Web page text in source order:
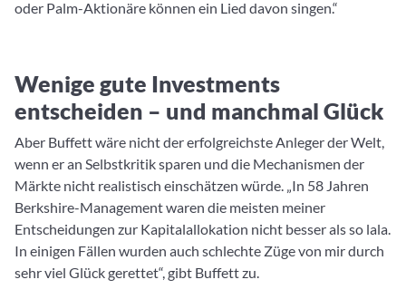
oder Palm-Aktionäre können ein Lied davon singen.“
Wenige gute Investments
entscheiden – und manchmal Glück
Aber Buffett wäre nicht der erfolgreichste Anleger der Welt,
wenn er an Selbstkritik sparen und die Mechanismen der
Märkte nicht realistisch einschätzen würde. „In 58 Jahren
Berkshire-Management waren die meisten meiner
Entscheidungen zur Kapitalallokation nicht besser als so lala.
In einigen Fällen wurden auch schlechte Züge von mir durch
sehr viel Glück gerettet“, gibt Buffett zu.